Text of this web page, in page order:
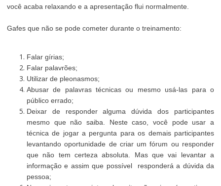
você acaba relaxando e a apresentação flui normalmente.
Gafes que não se pode cometer durante o treinamento:
Falar gírias;
Falar palavrões;
Utilizar de pleonasmos;
Abusar de palavras técnicas ou mesmo usá-las para o
público errado;
Deixar de responder alguma dúvida dos participantes
mesmo que não saiba. Neste caso, você pode usar a
técnica de jogar a pergunta para os demais participantes
levantando oportunidade de criar um fórum ou responder
que não tem certeza absoluta. Mas que vai levantar a
informação e assim que possível responderá a dúvida da
pessoa;